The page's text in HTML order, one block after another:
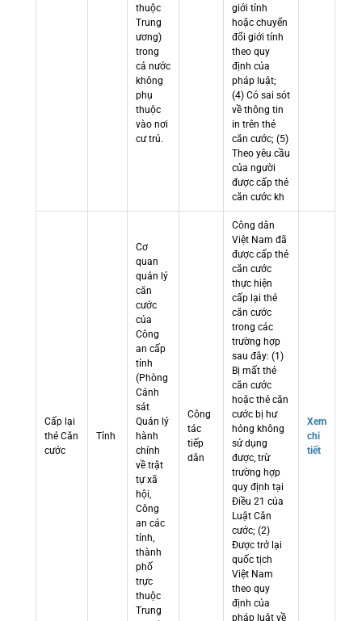
thuộc
Trung
ương)
trong
cả nước
không
phụ
thuộc
vào nơi
cư trú.
giới tính
hoặc chuyển
đổi giới tính
theo quy
định của
pháp luật;
(4) Có sai sót
về thông tin
in trên thẻ
căn cước; (5)
Theo yêu cầu
của người
được cấp thẻ
căn cước kh
Cấp lại
thẻ Căn
cước
Tỉnh
Cơ
quan
quản lý
căn
cước
của
Công
an cấp
tỉnh
(Phòng
Cảnh
sát
Quản lý
hành
chính
về trật
tự xã
hội,
Công
an các
tỉnh,
thành
phố
trực
thuộc
Trung
Công
tác
tiếp
dân
Công dân
Việt Nam đã
được cấp thẻ
căn cước
thực hiện
cấp lại thẻ
căn cước
trong các
trường hợp
sau đây: (1)
Bị mất thẻ
căn cước
hoặc thẻ căn
cước bị hư
hỏng không
sử dụng
được, trừ
trường hợp
quy định tại
Điều 21 của
Luật Căn
cước; (2)
Được trở lại
quốc tịch
Việt Nam
theo quy
định của
pháp luật về
Xem
chi
tiết